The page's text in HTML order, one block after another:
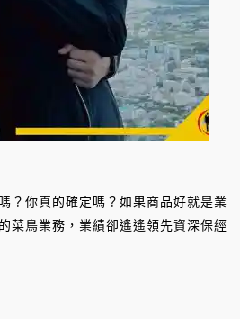
？你真的確定嗎？如果商品好就是業
菜鳥業務，業績卻遙遙領先資深保經